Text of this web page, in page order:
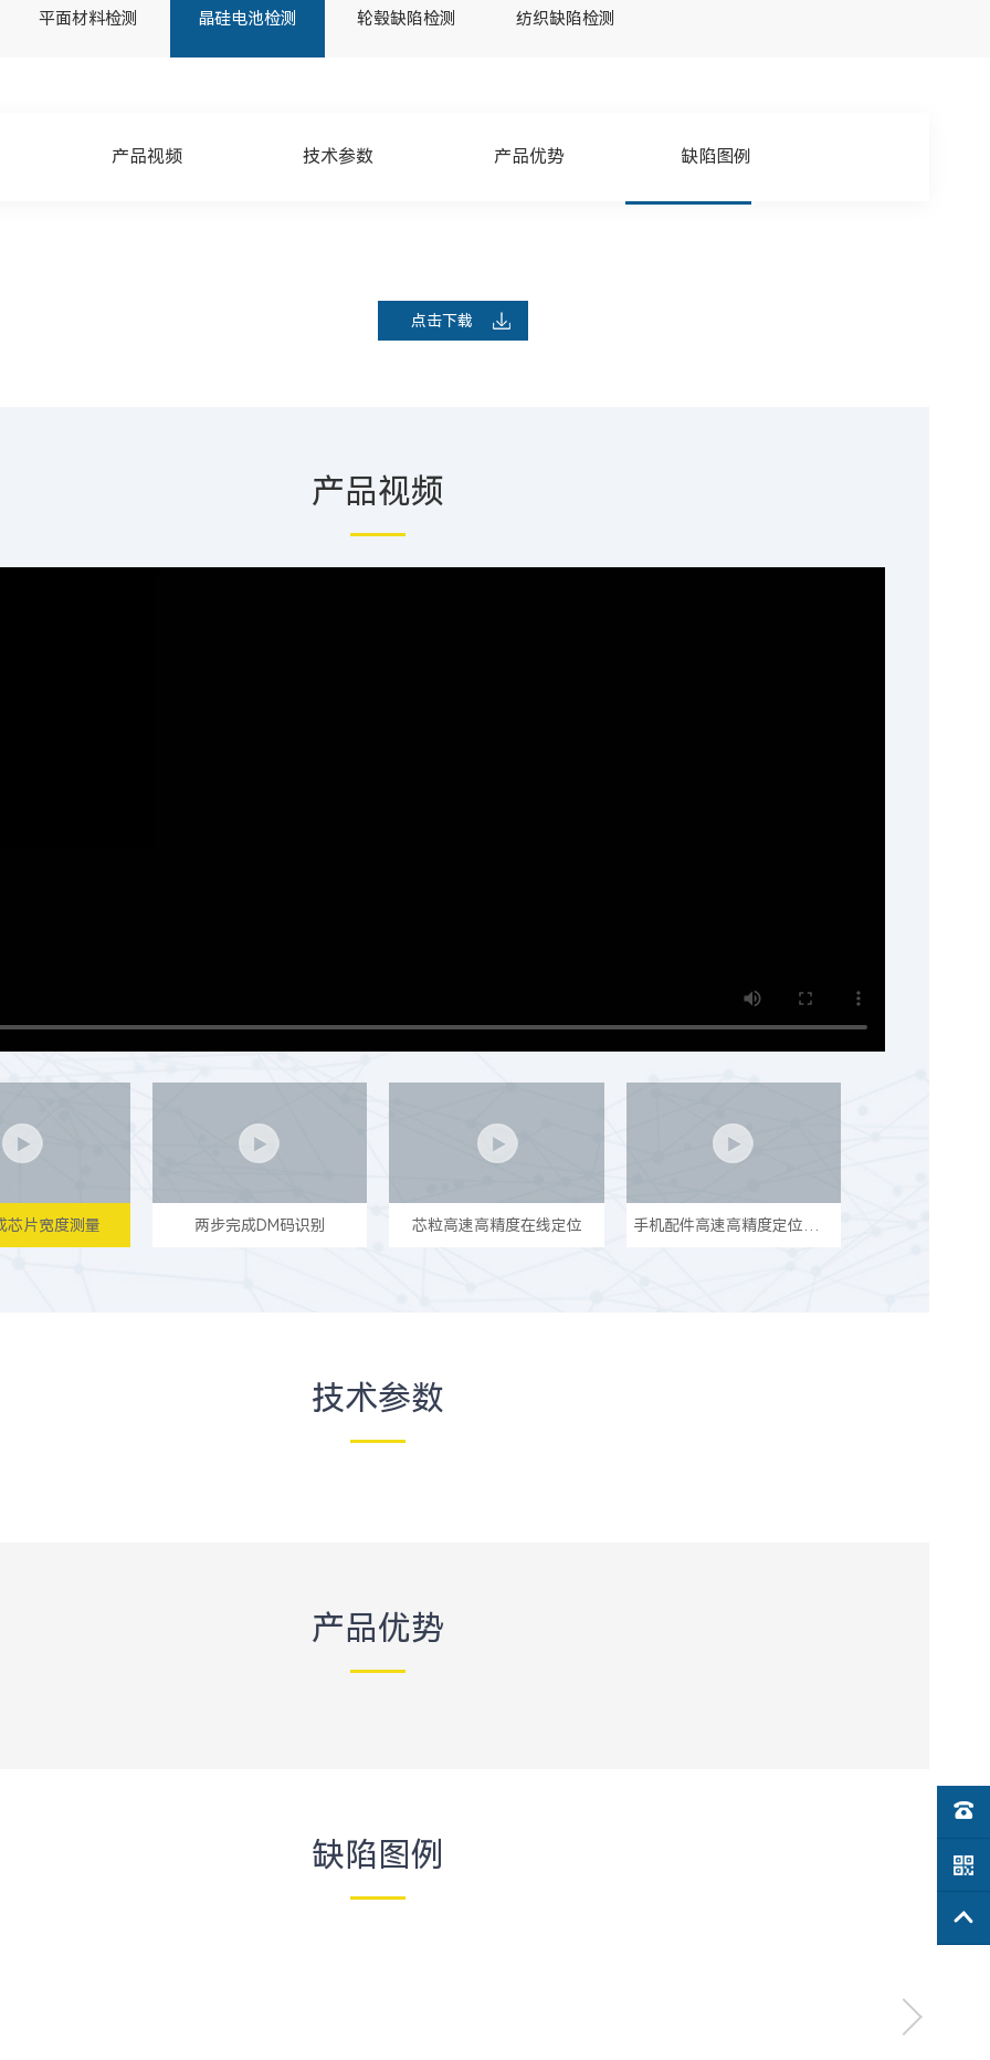
平面材料检测 晶硅电池检测 轮毂缺陷检测 纺织缺陷检测
产品视频 技术参数 产品优势 缺陷图例
点击下载
产品视频
芯片宽度测量 两步完成DM码识别 芯粒高速高精度在线定位
技术参数
产品优势
缺陷图例